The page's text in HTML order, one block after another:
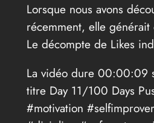
Lorsque nous avons
récemment, elle générait
Le décompte de Likes
La vidéo dure 00:00:09
titre Day 11/100 Days
#motivation